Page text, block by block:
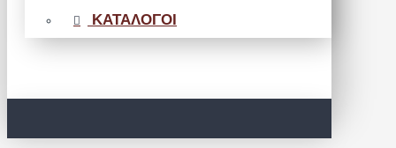
ΚΑΤΑΛΟΓΟΙ